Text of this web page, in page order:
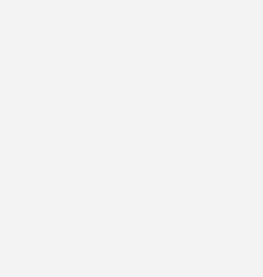
Befestigungsbranche, verfolgt das Ziel,
von Rohrbefestigungen zu
detaillierte Rechenverfahren und
für Konsolen, Montageschienen und
wurde die Gütegrundlage auf Basis
aktualisiert. Auch die
die Verantwortlichen an den aktuellen
hinzugekommene Abschnitte über
und Konsolen ergänzen das
praxisnah.